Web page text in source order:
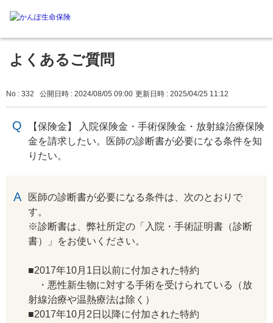
よくあるご質問
No : 332 公開日時 : 2024/08/05 09:00 更新日時 : 2025/04/25 11:12
【保険金】 入院保険金・手術保険金・放射線治療保険
金を請求したい。医師の診断書が必要になる条件を知
りたい。
医師の診断書が必要になる条件は、次のとおりで
す。
※診断書は、弊社所定の「入院・手術証明書（診断
書）」をお使いください。
■2017年10月1日以前に付加された特約
・悪性新生物に対する手術を受けられている（放
射線治療や温熱療法は除く）
■2017年10月2日以降に付加された特約